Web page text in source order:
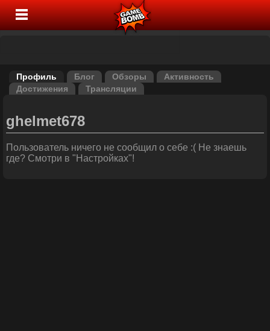
Профиль Блог Обзоры
Активность
Достижения
Трансляции
ghelmet678
Пользователь ничего не сообщил о себе :( Не знаешь
где? Смотри в "Настройках"!